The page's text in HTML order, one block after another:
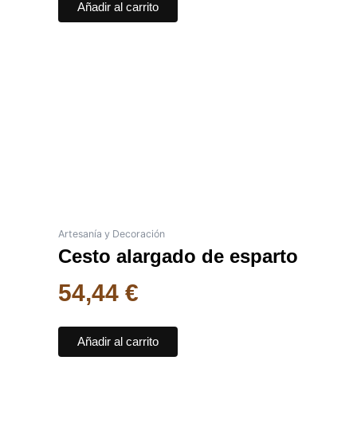
Añadir al carrito
Artesanía y Decoración
Cesto alargado de esparto
54,44 €
Añadir al carrito